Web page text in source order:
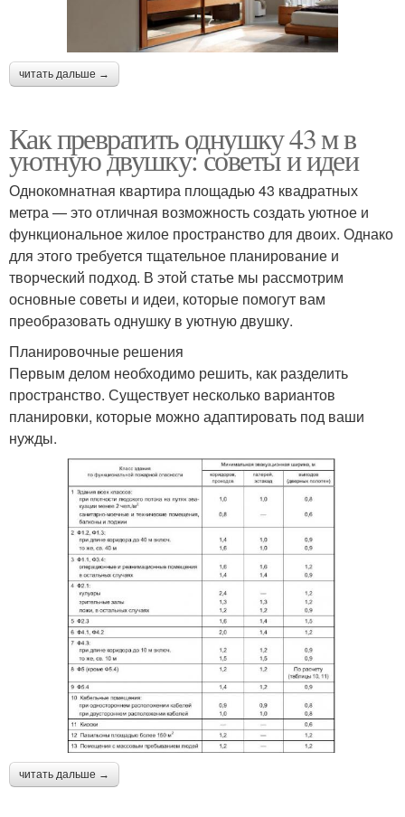
читать дальше →
Как превратить однушку 43 м в
уютную двушку: советы и идеи
Однокомнатная квартира площадью 43 квадратных
метра — это отличная возможность создать уютное и
функциональное жилое пространство для двоих. Однако
для этого требуется тщательное планирование и
творческий подход. В этой статье мы рассмотрим
основные советы и идеи, которые помогут вам
преобразовать однушку в уютную двушку.
Планировочные решения
Первым делом необходимо решить, как разделить
пространство. Существует несколько вариантов
планировки, которые можно адаптировать под ваши
нужды.
читать дальше →